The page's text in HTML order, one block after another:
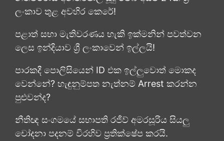
ලංකාව තුළ අවහිර කෙරේ!
පළාත් සභා මැතිවරණය හැකි ඉක්මනින් පවත්වන
ලෙස ඉන්දියාව ශ්‍රී ලංකාවෙන් ඉල්ලයි!
පාරකදී පොලිසියෙන් ID එක ඉල්ලුවොත් මොකද
වෙන්නේ? හැඳුනුම්පත නැත්නම් Arrest කරන්න
පුළුවන්ද?
නීතිඥ සංගමයේ සභාපති රජීව් අමරසූරිය සියලු
චෝදනා පදනම් විරහිව ප්‍රතික්ෂේප කරයි.